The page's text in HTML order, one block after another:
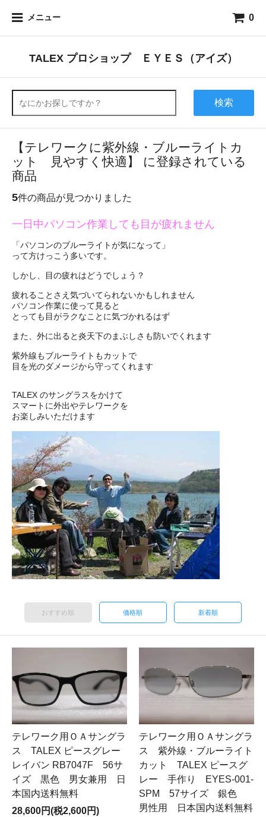
メニュー 0
TALEX プロショップ ＥＹＥＳ（アイズ）
検索
【テレワークに紫外線・ブルーライトカ
ット 見やすく快適】 に登録されている
商品
5件の商品が見つかりました
一日中パソコン作業しても目が疲れません
「パソコンのブルーライトが気になって」
って方けっこう多いです。
しかし、目の疲れはどうでしょう？
疲れることさえ気づいてられないかもしれません
パソコン作業に使って見ると
とっても目がラクなことに気づかれるはず
また、外に出ると炎天下のまぶしさも防いでくれます
紫外線もブルーライトもカットで
目を光のダメージから守ってくれます
TALEX のサングラスをかけて
スマートに外出やテレワークを
お楽しみいただけます
おすすめ順 価格順 新着順
テレワーク用ＯＡサングラ
ス TALEX ピースグレー
レイバン RB7047F 56サ
イズ 黒色 男女兼用 日
本国内送料無料
28,600円(税2,600円)
テレワーク用ＯＡサングラ
ス 紫外線・ブルーライト
カット TALEX ピースグ
レー 手作り EYES-001-
SPM 57サイズ 銀色
男性用 日本国内送料無料